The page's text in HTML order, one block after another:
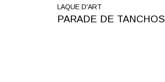
LE TIGRE
HÔTEL TSUBA
CALYPSO
TRILOGIE
LAQUE D'ART
PARADE DE TANCHOS